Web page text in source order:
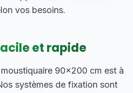
vos besoins.
et rapide
90×200 cm est à
systèmes de fixation sont